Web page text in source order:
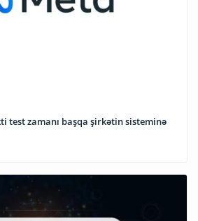
test zamanı başqa şirkətin sisteminə